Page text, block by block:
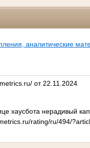
аналитические
от 22.11.2024
хаусбота нерадивый
rating/ru/494/